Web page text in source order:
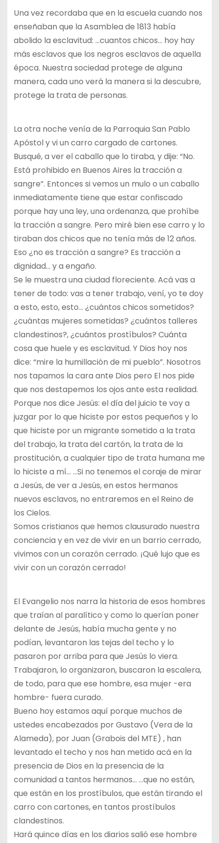
Una vez recordaba que en la escuela cuando nos
enseñaban que la Asamblea de 1813 había
abolido la esclavitud: …cuantos chicos… hoy hay
más esclavos que los negros esclavos de aquella
época. Nuestra sociedad protege de alguna
manera, cada uno verá la manera si la descubre,
protege la trata de personas.
La otra noche venía de la Parroquia San Pablo
Apóstol y vi un carro cargado de cartones.
Busqué, a ver el caballo que lo tiraba, y dije: “No.
Está prohibido en Buenos Aires la tracción a
sangre”. Entonces si vemos un mulo o un caballo
inmediatamente tiene que estar confiscado
porque hay una ley, una ordenanza, que prohíbe
la tracción a sangre. Pero miré bien ese carro y lo
tiraban dos chicos que no tenía más de 12 años.
Eso ¿no es tracción a sangre? Es tracción a
dignidad… y a engaño.
Se le muestra una ciudad floreciente. Acá vas a
tener de todo: vas a tener trabajo, vení, yo te doy
a esto, esto, esto… ¿cuántos chicos sometidos?
¿cuántas mujeres sometidas? ¿cuántos talleres
clandestinos?, ¿cuántos prostíbulos? Cuánta
cosa que huele y es esclavitud. Y Dios hoy nos
dice: “mire la humillación de mi pueblo”. Nosotros
nos tapamos la cara ante Dios pero El nos pide
que nos destapemos los ojos ante esta realidad.
Porque nos dice Jesús: el día del juicio te voy a
juzgar por lo que hiciste por estos pequeños y lo
que hiciste por un migrante sometido a la trata
del trabajo, la trata del cartón, la trata de la
prostitución, a cualquier tipo de trata humana me
lo hiciste a mí… …Si no tenemos el coraje de mirar
a Jesús, de ver a Jesús, en estos hermanos
nuevos esclavos, no entraremos en el Reino de
los Cielos.
Somos cristianos que hemos clausurado nuestra
conciencia y en vez de vivir en un barrio cerrado,
vivimos con un corazón cerrado. ¡Qué lujo que es
vivir con un corazón cerrado!
El Evangelio nos narra la historia de esos hombres
que traían al paralítico y como lo querían poner
delante de Jesús, había mucha gente y no
podían, levantaron las tejas del techo y lo
pasaron por arriba para que Jesús lo viera.
Trabajaron, lo organizaron, buscaron la escalera,
de todo, para que ese hombre, esa mujer -era
hombre- fuera curado.
Bueno hoy estamos aquí porque muchos de
ustedes encabezados por Gustavo (Vera de la
Alameda), por Juan (Grabois del MTE) , han
levantado el techo y nos han metido acá en la
presencia de Dios en la presencia de la
comunidad a tantos hermanos… …que no están,
que están en los prostíbulos, que están tirando el
carro con cartones, en tantos prostíbulos
clandestinos.
Hará quince días en los diarios salió ese hombre